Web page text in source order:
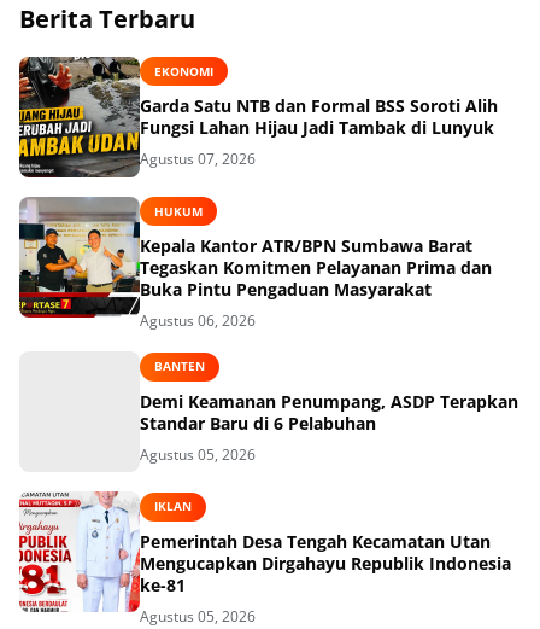
Berita Terbaru
EKONOMI
Garda Satu NTB dan Formal BSS Soroti Alih
Fungsi Lahan Hijau Jadi Tambak di Lunyuk
Agustus 07, 2026
HUKUM
Kepala Kantor ATR/BPN Sumbawa Barat
Tegaskan Komitmen Pelayanan Prima dan
Buka Pintu Pengaduan Masyarakat
Agustus 06, 2026
BANTEN
Demi Keamanan Penumpang, ASDP Terapkan
Standar Baru di 6 Pelabuhan
Agustus 05, 2026
IKLAN
Pemerintah Desa Tengah Kecamatan Utan
Mengucapkan Dirgahayu Republik Indonesia
ke-81
Agustus 05, 2026